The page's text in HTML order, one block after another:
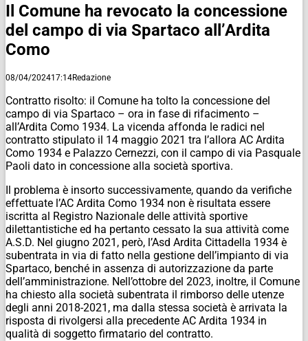
Il Comune ha revocato la concessione
del campo di via Spartaco all’Ardita
Como
08/04/202417:14Redazione
Contratto risolto: il Comune ha tolto la concessione del
campo di via Spartaco – ora in fase di rifacimento –
all’Ardita Como 1934. La vicenda affonda le radici nel
contratto stipulato il 14 maggio 2021 tra l’allora AC Ardita
Como 1934 e Palazzo Cernezzi, con il campo di via Pasquale
Paoli dato in concessione alla società sportiva.
Il problema è insorto successivamente, quando da verifiche
effettuate l’AC Ardita Como 1934 non è risultata essere
iscritta al Registro Nazionale delle attività sportive
dilettantistiche ed ha pertanto cessato la sua attività come
A.S.D. Nel giugno 2021, però, l’Asd Ardita Cittadella 1934 è
subentrata in via di fatto nella gestione dell’impianto di via
Spartaco, benché in assenza di autorizzazione da parte
dell’amministrazione. Nell’ottobre del 2023, inoltre, il Comune
ha chiesto alla società subentrata il rimborso delle utenze
degli anni 2018-2021, ma dalla stessa società è arrivata la
risposta di rivolgersi alla precedente AC Ardita 1934 in
qualità di soggetto firmatario del contratto.